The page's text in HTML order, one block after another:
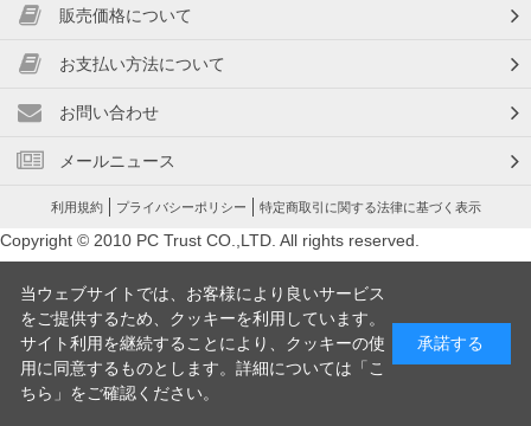
販売価格について
お支払い方法について
お問い合わせ
メールニュース
利用規約 プライバシーポリシー 特定商取引に関する法律に基づく表示
Copyright © 2010 PC Trust CO.,LTD. All rights reserved.
当ウェブサイトでは、お客様により良いサービス
をご提供するため、クッキーを利用しています。
サイト利用を継続することにより、クッキーの使
用に同意するものとします。詳細については「 こ
ちら 」をご確認ください。
承諾する